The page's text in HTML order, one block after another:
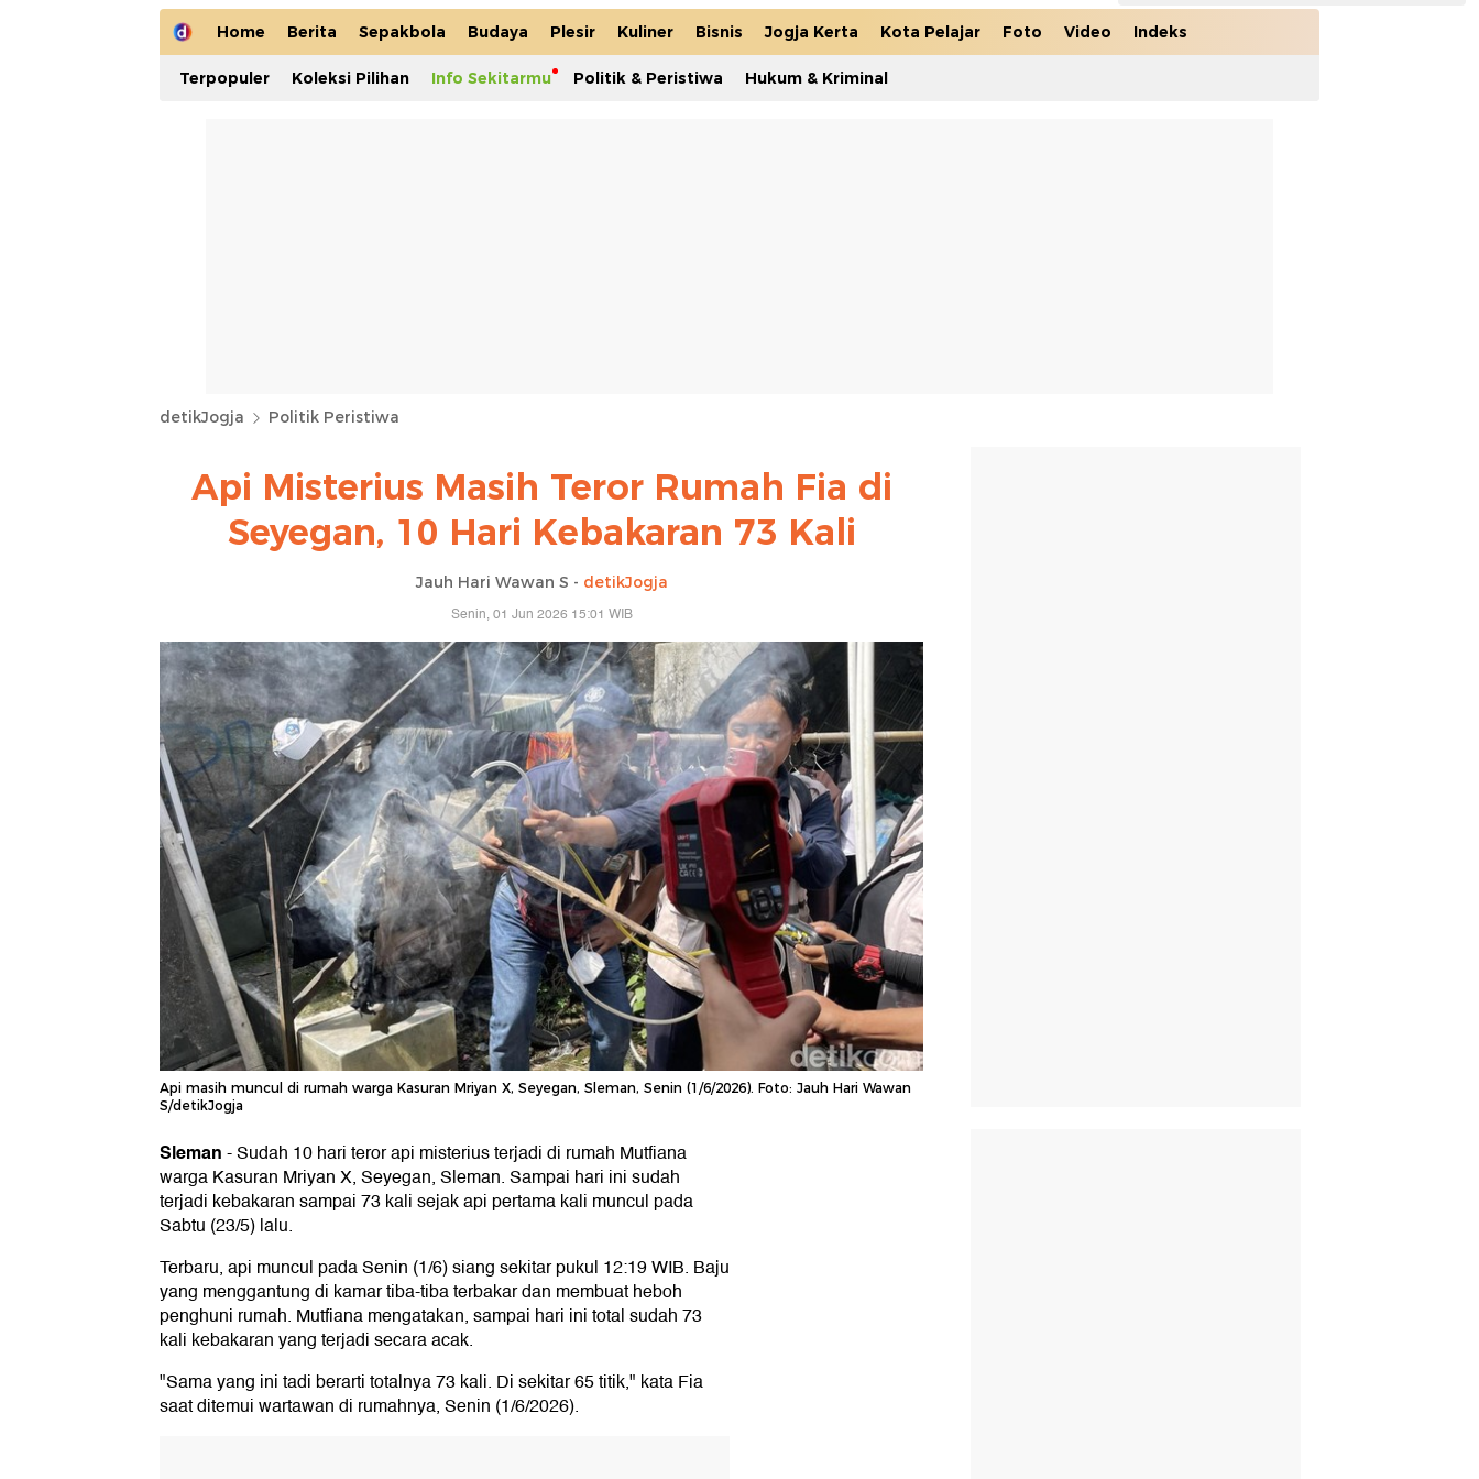
Home Berita Sepakbola Budaya Plesir Kuliner Bisnis Jogja Kerta Kota Pelajar Foto Video Indeks
Terpopuler Koleksi Pilihan Info Sekitarmu Politik & Peristiwa Hukum & Kriminal
detikJogja Politik Peristiwa
Api Misterius Masih Teror Rumah Fia di
Seyegan, 10 Hari Kebakaran 73 Kali
Jauh Hari Wawan S - detikJogja
Senin, 01 Jun 2026 15:01 WIB
Api masih muncul di rumah warga Kasuran Mriyan X, Seyegan, Sleman, Senin (1/6/2026). Foto: Jauh Hari Wawan
S/detikJogja
Sleman-Sudah 10 hari teror api misterius terjadi di rumah Mutfiana
warga Kasuran Mriyan X, Seyegan, Sleman. Sampai hari ini sudah
terjadi kebakaran sampai 73 kali sejak api pertama kali muncul pada
Sabtu (23/5) lalu.
Terbaru, api muncul pada Senin (1/6) siang sekitar pukul 12:19 WIB. Baju
yang menggantung di kamar tiba-tiba terbakar dan membuat heboh
penghuni rumah. Mutfiana mengatakan, sampai hari ini total sudah 73
kali kebakaran yang terjadi secara acak.
"Sama yang ini tadi berarti totalnya 73 kali. Di sekitar 65 titik," kata Fia
saat ditemui wartawan di rumahnya, Senin (1/6/2026).